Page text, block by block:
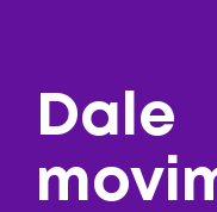
Dale